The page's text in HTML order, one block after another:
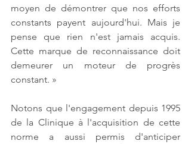
moyen de démontrer que nos efforts
constants payent aujourd'hui. Mais je
pense que rien n'est jamais acquis.
Cette marque de reconnaissance doit
demeurer un moteur de progrès
constant. »
Notons que l'engagement depuis 1995
de la Clinique à l'acquisition de cette
norme a aussi permis d'anticiper